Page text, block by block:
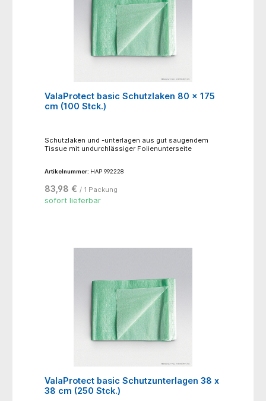
ValaProtect basic Schutzlaken 80 x 175
cm (100 Stck.)
Schutzlaken und -unterlagen aus gut saugendem
Tissue mit undurchlässiger Folienunterseite
Artikelnummer: HAP 992228
83,98 € / 1 Packung
sofort lieferbar
ValaProtect basic Schutzunterlagen 38 x
38 cm (250 Stck.)